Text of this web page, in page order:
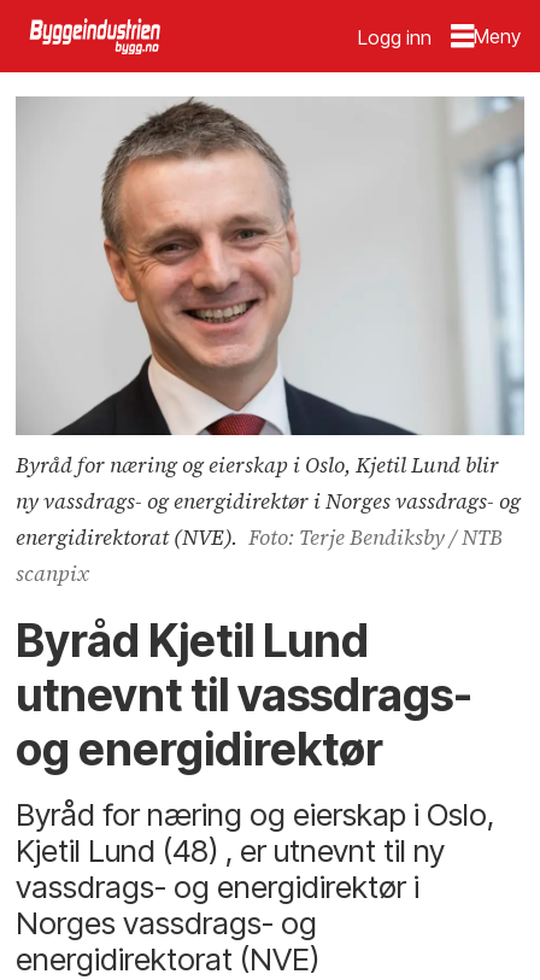
Logg inn
Byråd for næring og eierskap i Oslo, Kjetil Lund blir
ny vassdrags- og energidirektør i Norges vassdrags- og
energidirektorat (NVE). Foto: Terje Bendiksby / NTB
scanpix
Byråd Kjetil Lund
utnevnt til vassdrags-
og energidirektør
Byråd for næring og eierskap i Oslo,
Kjetil Lund (48) , er utnevnt til ny
vassdrags- og energidirektør i
Norges vassdrags- og
energidirektorat (NVE)